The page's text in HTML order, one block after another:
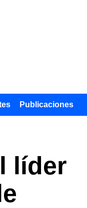
Publicaciones
líder